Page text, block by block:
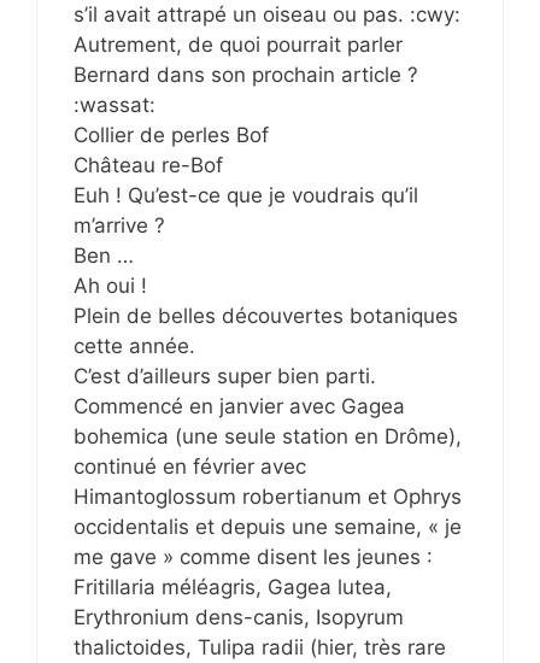
s’il avait attrapé un oiseau ou pas. :cwy:
Autrement, de quoi pourrait parler
Bernard dans son prochain article ?
:wassat:
Collier de perles Bof
Château re-Bof
Euh ! Qu’est-ce que je voudrais qu’il
m’arrive ?
Ben …
Ah oui !
Plein de belles découvertes botaniques
cette année.
C’est d’ailleurs super bien parti.
Commencé en janvier avec Gagea
bohemica (une seule station en Drôme),
continué en février avec
Himantoglossum robertianum et Ophrys
occidentalis et depuis une semaine, « je
me gave » comme disent les jeunes :
Fritillaria méléagris, Gagea lutea,
Erythronium dens-canis, Isopyrum
thalictoides, Tulipa radii (hier, très rare